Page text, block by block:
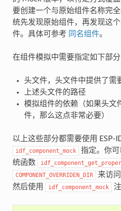
要创建一个与原始组件名称完
统先发现原始组件，再发现这
件。具体可参考 同名组件。
在组件模拟中需要指定如下部分
头文件，头文件中提供了需
上述头文件的路径
模拟组件的依赖（如果头文
件，那么这点非常必要）
以上这些部分都需要使用 ESP-
idf_component_mock
指定。你可
统函数
COMPONENT_OVERRIDEN_DIR
来访
然后使用
idf_component_mock